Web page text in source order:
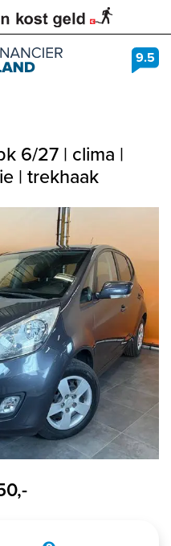
9.5
6/27 | clima |
| trekhaak